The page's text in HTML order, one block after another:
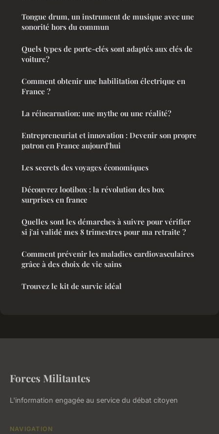
Tongue drum, un instrument de musique avec une
sonorité hors du commun
Quels types de porte-clés sont adaptés aux clés de
voiture?
Comment obtenir une habilitation électrique en
France ?
La réincarnation: une mythe ou une réalité?
Entrepreneuriat et innovation : Devenir son propre
patron en France aujourd'hui
Les secrets des voyages économiques
Découvrez lootibox : la révolution des box
surprises en france
Quelles sont les démarches à suivre pour vérifier
si j'ai validé mes 8 trimestres pour ma retraite ?
Comment prévenir les maladies cardiovasculaires
grâce à des choix de vie sains
Trouvez le kit de survie idéal
Forces Militantes
L'information engagée au service du débat citoyen
NAVIGATION